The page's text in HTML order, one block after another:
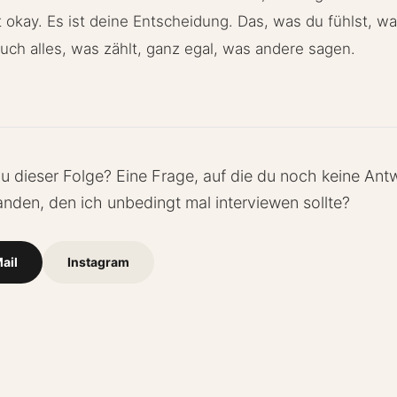
Es ist deine Entscheidung. Das, was du fühlst,
alles, was zählt, ganz egal, was andere sagen.
dieser Folge? Eine Frage, auf die du noch keine
den ich unbedingt mal interviewen sollte?
Instagram